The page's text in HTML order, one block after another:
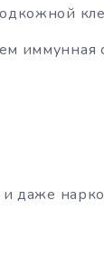
иммунная
даже